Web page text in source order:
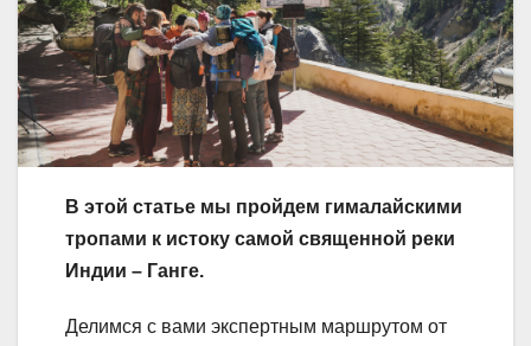
В этой статье мы пройдем гималайскими
тропами к истоку самой священной реки
Индии – Ганге.
Делимся с вами экспертным маршрутом от